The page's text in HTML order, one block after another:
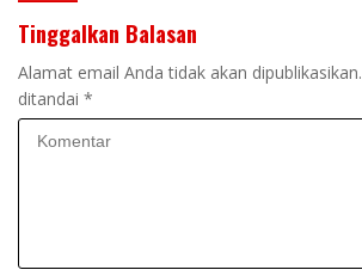
Tinggalkan Balasan
Alamat email Anda tidak akan dipublikasikan.
ditandai *